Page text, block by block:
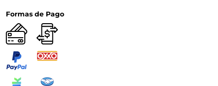
Formas de Pago